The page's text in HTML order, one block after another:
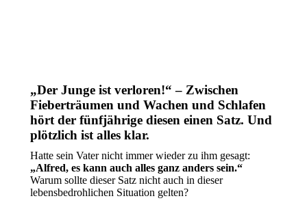
„Der Junge ist verloren!“ – Zwischen
Fieberträumen und Wachen und Schlafen
hört der fünfjährige diesen einen Satz. Und
plötzlich ist alles klar.
Hatte sein Vater nicht immer wieder zu ihm gesagt:
„Alfred, es kann auch alles ganz anders sein.“
Warum sollte dieser Satz nicht auch in dieser
lebensbedrohlichen Situation gelten?